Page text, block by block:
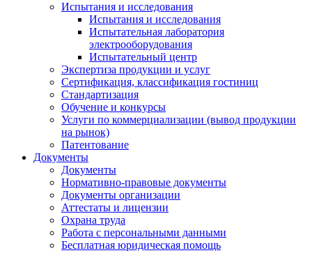
Испытания и исследования
Испытания и исследования
Испытательная лаборатория
электрооборудования
Испытательный центр
Экспертиза продукции и услуг
Сертификация, классификация гостиниц
Стандартизация
Обучение и конкурсы
Услуги по коммерциализации (вывод продукции
на рынок)
Патентование
Документы
Документы
Нормативно-правовые документы
Документы организации
Аттестаты и лицензии
Охрана труда
Работа с персональными данными
Бесплатная юридическая помощь